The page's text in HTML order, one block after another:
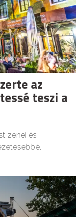
az
teszi a
zenei és